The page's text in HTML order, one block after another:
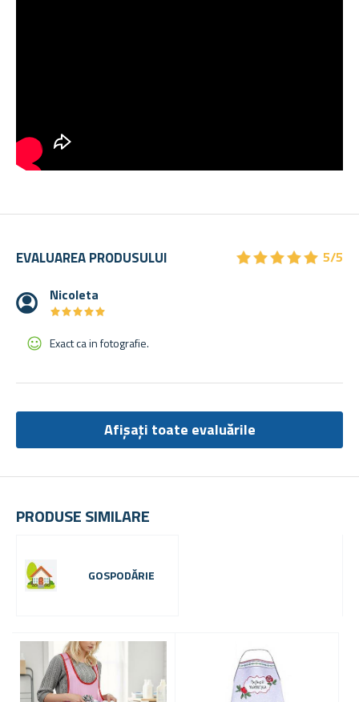
PRODUSE SIMILARE
GOSPODĂRIE
EVALUAREA PRODUSULUI ★★★★★
★★★★★ 5/5
Nicoleta
★★★★★
★★★★★
Exact ca in fotografie.
Afișați toate evaluările